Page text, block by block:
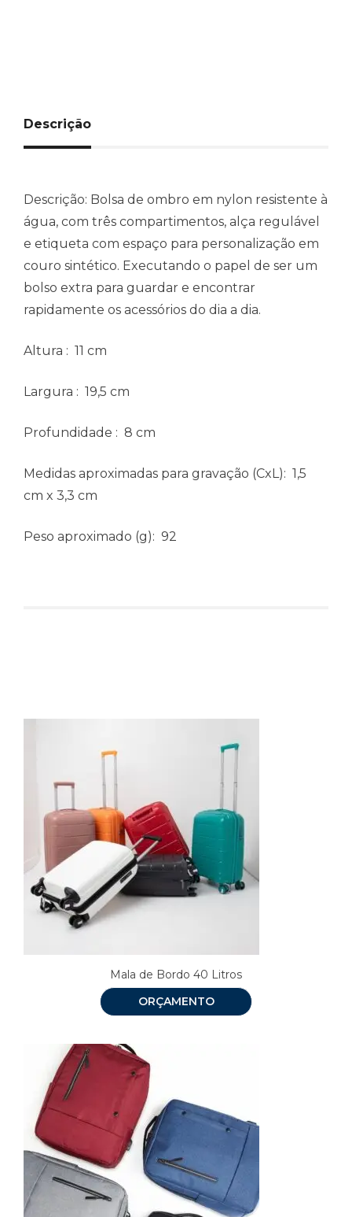
Descrição
Descrição: Bolsa de ombro em nylon resistente à
água, com três compartimentos, alça regulável
e etiqueta com espaço para personalização em
couro sintético. Executando o papel de ser um
bolso extra para guardar e encontrar
rapidamente os acessórios do dia a dia.
Altura : 11 cm
Largura : 19,5 cm
Profundidade : 8 cm
Medidas aproximadas para gravação (CxL): 1,5
cm x 3,3 cm
Peso aproximado (g): 92
Mala de Bordo 40 Litros
ORÇAMENTO